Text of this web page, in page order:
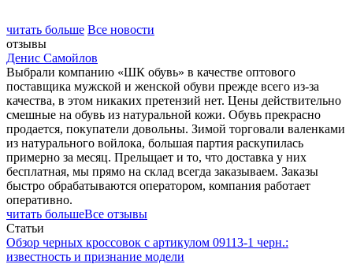
читать больше Все новости
отзывы
Денис Самойлов
Выбрали компанию «ШК обувь» в качестве оптового
поставщика мужской и женской обуви прежде всего из-за
качества, в этом никаких претензий нет. Цены действительно
смешные на обувь из натуральной кожи. Обувь прекрасно
продается, покупатели довольны. Зимой торговали валенками
из натурального войлока, большая партия раскупилась
примерно за месяц. Прельщает и то, что доставка у них
бесплатная, мы прямо на склад всегда заказываем. Заказы
быстро обрабатываются оператором, компания работает
оперативно.
читать большеВсе отзывы
Статьи
Обзор черных кроссовок с артикулом 09113-1 черн.:
известность и признание модели